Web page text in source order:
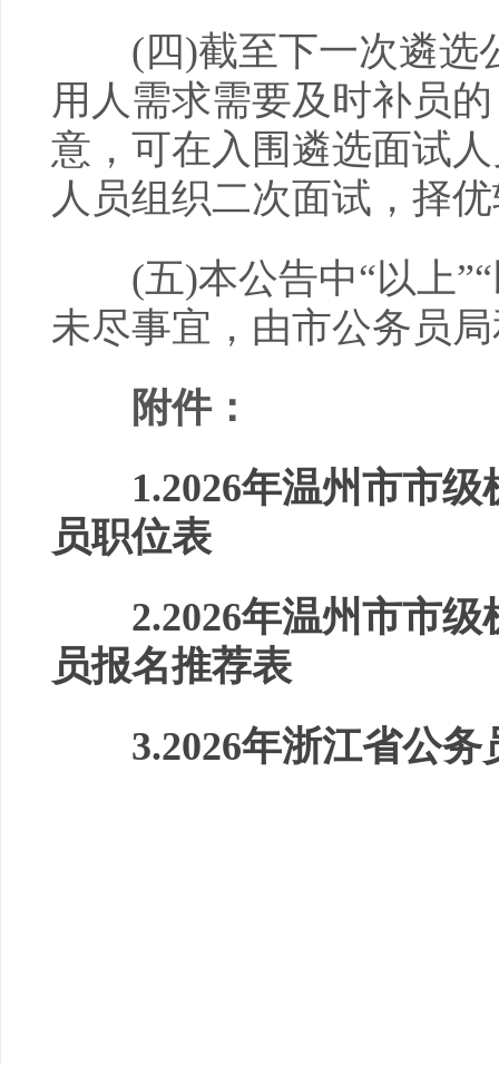
(四)截至下一次遴选
用人需求需要及时补员
意，可在入围遴选面试
人员组织二次面试，择
(五)本公告中“以上”“
未尽事宜，由市公务员
附件：
1.2026年温州市市
员职位表
2.2026年温州市市
员报名推荐表
3.2026年浙江省公